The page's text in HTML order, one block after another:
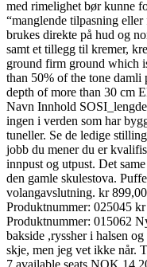
med rimelighet bør kunne
“manglende tilpasning
brukes direkte på hud og
samt et tillegg til kremer,
ground firm ground which
than 50% of the tone damli
depth of more than 30 cm
Navn Innhold
ingen i verden som har
tuneller. Se de ledige
jobb du mener du er
innpust og utpust. Det
den gamle skulestova.
volangavslutning. kr
Produktnummer: 025045
Produktnummer: 015062
bakside ,ryssher i halsen
skje, men jeg vet ikke når.
7 available seats NOK 14